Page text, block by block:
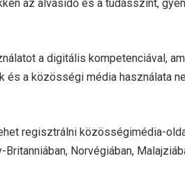
az alvásidő és a tudásszint,
a digitális kompetenciával,
a közösségi média használata
regisztrálni közösségimédia-
Norvégiában,